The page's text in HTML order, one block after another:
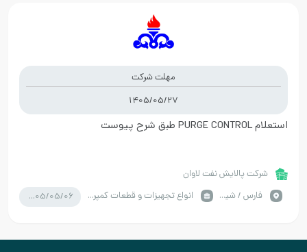
مهلت شرکت
1405/05/27
استعلام PURGE CONTROL طبق شرح پیوست
شرکت پالایش نفت لاوان
فارس / شیراز
انواع تجهیزات و قطعات کمپرسور 1405/05/06